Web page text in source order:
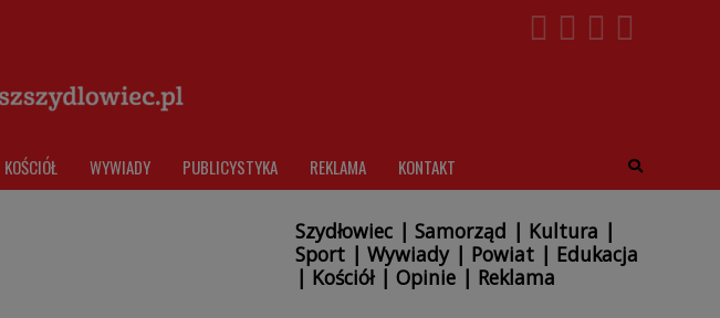
KOŚCIÓŁ WYWIADY PUBLICYSTYKA REKLAMA KONTAKT
Szydłowiec| Samorząd | Kultura |
Sport| Wywiady| Powiat| Edukacja
| Kościół| Opinie| Reklama